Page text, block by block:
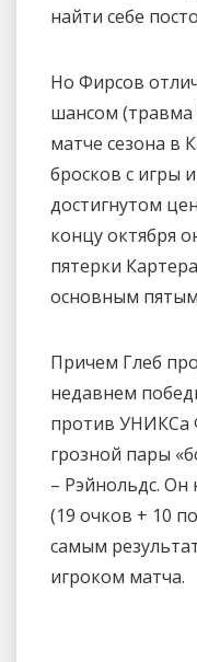
найти себе
Но Фирсов
шансом (травма
матче сезона в
бросков с игры
достигнутом
концу октября
пятерки
основным
Причем Глеб
недавнем
против УНИКСа
грозной пары
– Рэйнольдс. Он
(19 очков + 10
самым
игроком матча.